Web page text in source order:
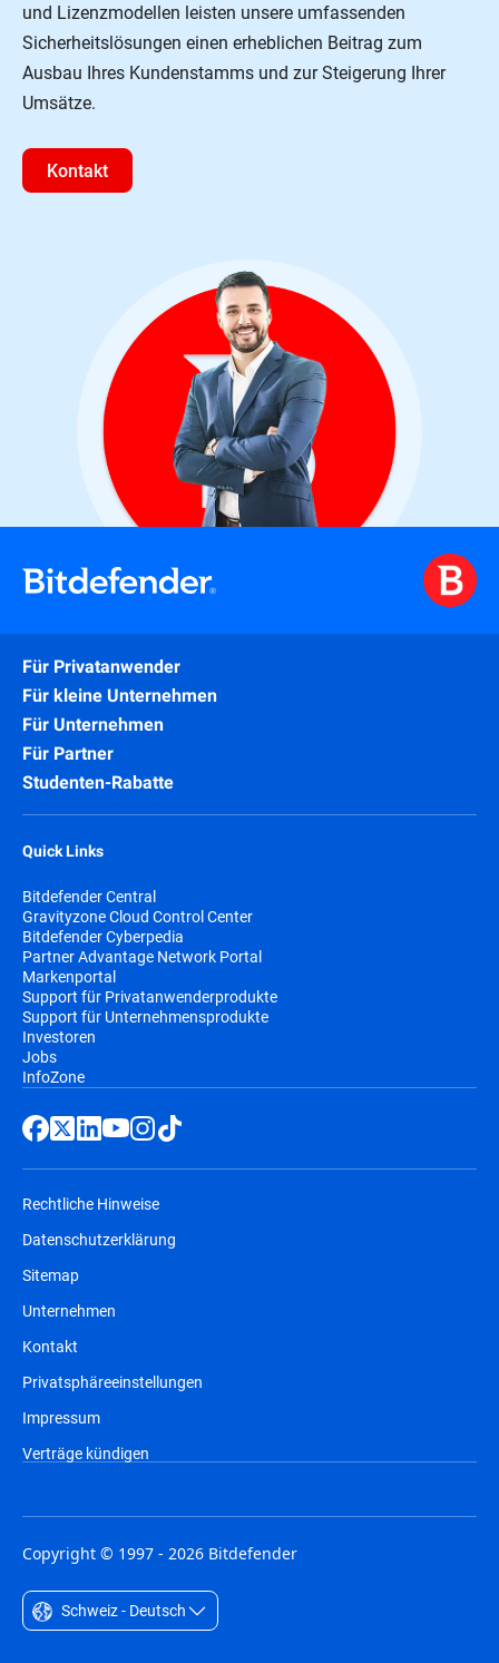
und Lizenzmodellen leisten unsere umfassenden
Sicherheitslösungen einen erheblichen Beitrag zum
Ausbau Ihres Kundenstamms und zur Steigerung Ihrer
Umsätze.
Kontakt
Für Privatanwender
Für kleine Unternehmen
Für Unternehmen
Für Partner
Studenten-Rabatte
Quick Links
Bitdefender Central
Gravityzone Cloud Control Center
Bitdefender Cyberpedia
Partner Advantage Network Portal
Markenportal
Support für Privatanwenderprodukte
Support für Unternehmensprodukte
Investoren
Jobs
InfoZone
Rechtliche Hinweise
Datenschutzerklärung
Sitemap
Unternehmen
Kontakt
Privatsphäreeinstellungen
Impressum
Verträge kündigen
Copyright © 1997 - 2026 Bitdefender
Schweiz - Deutsch